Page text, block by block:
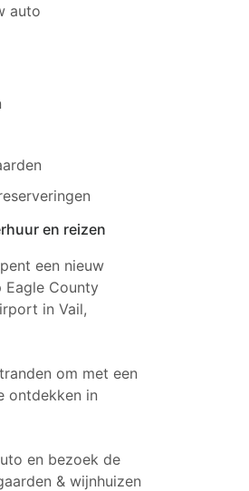
auto
en reizen
een nieuw
Eagle County
in Vail,
om met een
ontdekken in
en bezoek de
& wijnhuizen